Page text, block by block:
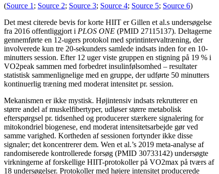
(Source 1; Source 2; Source 3; Source 4; Source 5; Source 6)
Det mest citerede bevis for korte HIIT er Gillen et al.s undersøgelse
fra 2016 offentliggjort i PLOS ONE (PMID 27115137). Deltagerne
gennemførte en 12-ugers protokol med sprintintervaltræning, der
involverede kun tre 20-sekunders samlede indsats inden for en 10-
minutters session. Efter 12 uger viste gruppen en stigning på 19 % i
VO2peak sammen med forbedret insulinfølsomhed – resultater
statistisk sammenlignelige med en gruppe, der udførte 50 minutters
kontinuerlig træning med moderat intensitet pr. session.
Mekanismen er ikke mystisk. Højintensiv indsats rekrutterer en
større andel af muskelfibertyper, udløser større metabolisk
efterspørgsel pr. tidsenhed og producerer stærkere signalering for
mitokondriel biogenese, end moderat intensitetsarbejde gør ved
samme varighed. Kortheden af ​​sessionen fortynder ikke disse
signaler; det koncentrerer dem. Wen et al.’s 2019 meta-analyse af
randomiserede kontrollerede forsøg (PMID 30733142) undersøgte
virkningerne af forskellige HIIT-protokoller på VO2max på tværs af
18 undersøgelser. Protokoller med højere intensitet producerede